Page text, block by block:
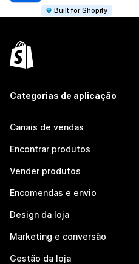
Built for Shopify
Categorias de aplicação
Canais de vendas
Encontrar produtos
Vender produtos
Encomendas e envio
Design da loja
Marketing e conversão
Gestão da loja